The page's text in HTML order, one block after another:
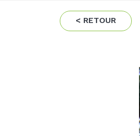
< RETOUR